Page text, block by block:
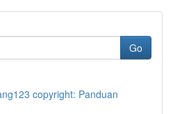
Go
copyright: Panduan